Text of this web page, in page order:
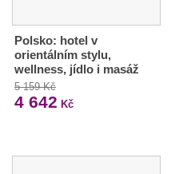
Polsko: hotel v
orientálním stylu,
wellness, jídlo i masáž
5 159 Kč
4 642 Kč